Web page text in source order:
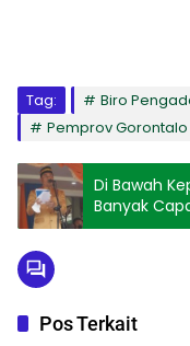
Tag: Biro
Pemprov Gorontalo
Di Bawah
Banyak
Terlaksana
Pos Terkait